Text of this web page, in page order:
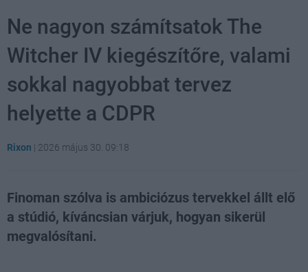
Ne nagyon számítsatok The
Witcher IV kiegészítőre, valami
sokkal nagyobbat tervez
helyette a CDPR
Rixon | 2026 május 30. 09:18
Finoman szólva is ambiciózus tervekkel állt elő
a stúdió, kíváncsian várjuk, hogyan sikerül
megvalósítani.